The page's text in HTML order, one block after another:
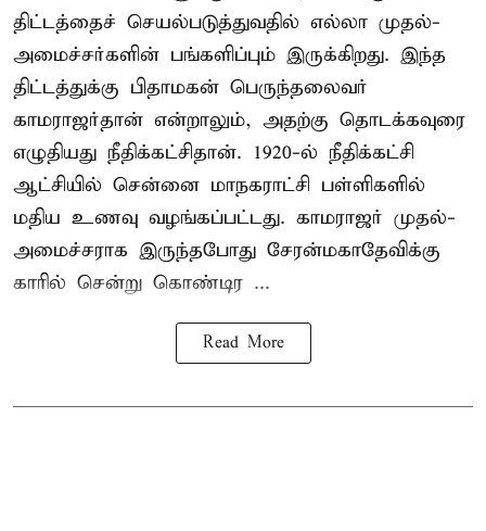
திட்டத்தைச் செயல்படுத்துவதில் எல்லா முதல்-
அமைச்சர்களின் பங்களிப்பும் இருக்கிறது. இந்த
திட்டத்துக்கு பிதாமகன் பெருந்தலைவர்
காமராஜர்தான் என்றாலும், அதற்கு தொடக்கவுரை
எழுதியது நீதிக்கட்சிதான். 1920-ல் நீதிக்கட்சி
ஆட்சியில் சென்னை மாநகராட்சி பள்ளிகளில்
மதிய உணவு வழங்கப்பட்டது. காமராஜர் முதல்-
அமைச்சராக இருந்தபோது சேரன்மகாதேவிக்கு
காரில் சென்று கொண்டிர ...
Read More